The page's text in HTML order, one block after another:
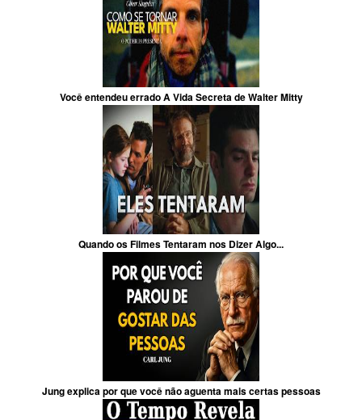
Você entendeu errado A Vida Secreta de Walter Mitty
Quando os Filmes Tentaram nos Dizer Algo...
Jung explica por que você não aguenta mais certas pessoas